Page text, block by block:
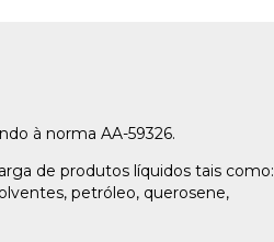
à norma AA-59326.
de produtos líquidos tais como:
petróleo, querosene,